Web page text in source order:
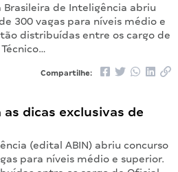
Brasileira de Inteligência abriu
300 vagas para níveis médio e
distribuídas entre os cargo de
Compartilhe:
dicas exclusivas de
(edital ABIN) abriu concurso
para níveis médio e superior.